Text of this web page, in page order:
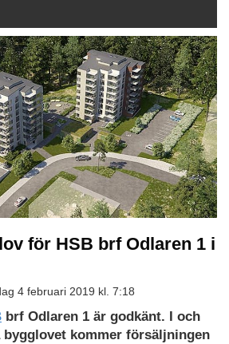
för HSB brf Odlaren 1 i
4 februari 2019 kl. 7:18
brf Odlaren 1 är godkänt. I och
bygglovet kommer försäljningen